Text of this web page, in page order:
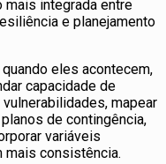
integrada entre
e planejamento
eles acontecem,
capacidade de
mapear
de contingência,
variáveis
mais consistência.